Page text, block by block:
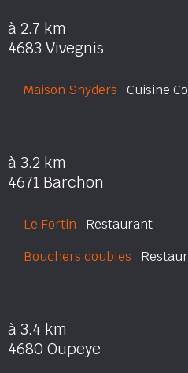
à 2.7 km
4683 Vivegnis
Maison Snyders Cuisine
à 3.2 km
4671 Barchon
Le Fortin Restaurant
Bouchers doubles
à 3.4 km
4680 Oupeye